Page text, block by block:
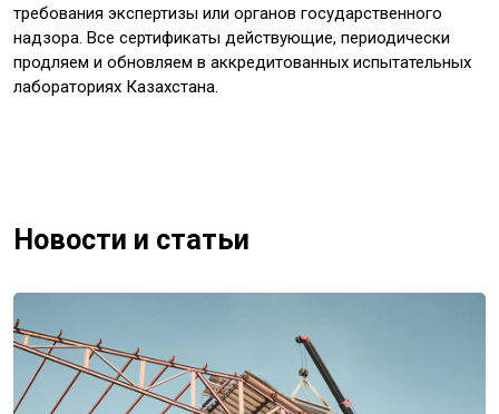
требования экспертизы или органов государственного
надзора. Все сертификаты действующие, периодически
продляем и обновляем в аккредитованных испытательных
лабораториях Казахстана.
Новости и статьи